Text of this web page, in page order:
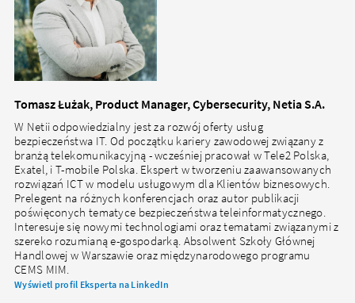
Tomasz Łużak, Product Manager, Cybersecurity, Netia S.A.
W Netii odpowiedzialny jest za rozwój oferty usług
bezpieczeństwa IT. Od początku kariery zawodowej związany z
branżą telekomunikacyjną - wcześniej pracował w Tele2 Polska,
Exatel, i T-mobile Polska. Ekspert w tworzeniu zaawansowanych
rozwiązań ICT w modelu usługowym dla Klientów biznesowych.
Prelegent na różnych konferencjach oraz autor publikacji
poświęconych tematyce bezpieczeństwa teleinformatycznego.
Interesuje się nowymi technologiami oraz tematami związanymi z
szereko rozumianą e-gospodarką. Absolwent Szkoły Głównej
Handlowej w Warszawie oraz międzynarodowego programu
CEMS MIM.
Wyświetl profil Eksperta na LinkedIn